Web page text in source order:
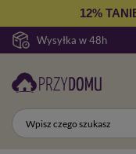
Wysyłka w 48h
12%